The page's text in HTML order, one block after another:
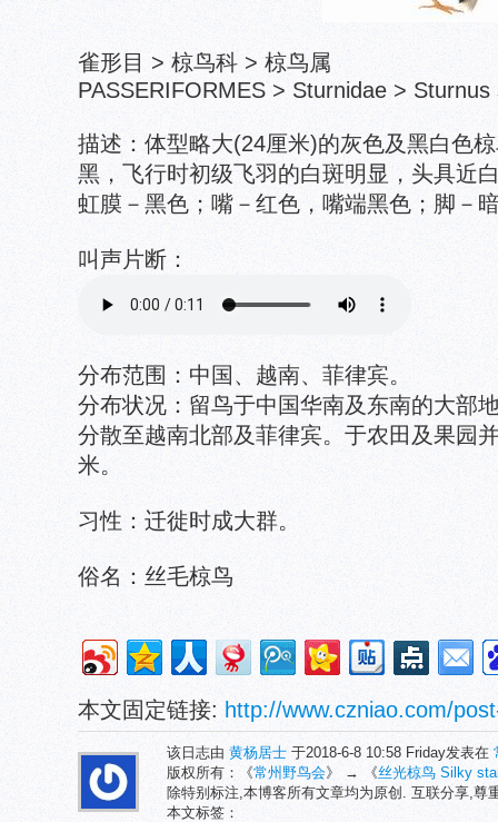
雀形目 > 椋鸟科 > 椋鸟属
PASSERIFORMES > Sturnidae > Sturnus
描述：体型略大(24厘米)的灰色及黑白色
黑，飞行时初级飞羽的白斑明显，头具近
虹膜－黑色；嘴－红色，嘴端黑色；脚－
叫声片断：
分布范围：中国、越南、菲律宾。
分布状况：留鸟于中国华南及东南的大部
分散至越南北部及菲律宾。于农田及果园
米。
习性：迁徙时成大群。
俗名：丝毛椋鸟
本文固定链接: http://www.czniao.com/
该日志由 黄杨居士 于2018-6-8 10:58 Friday发表在
版权所有：《常州野鸟会》 → 《丝光椋鸟 Silky
除特别标注,本博客所有文章均为原创. 互联分享,尊
本文标签：